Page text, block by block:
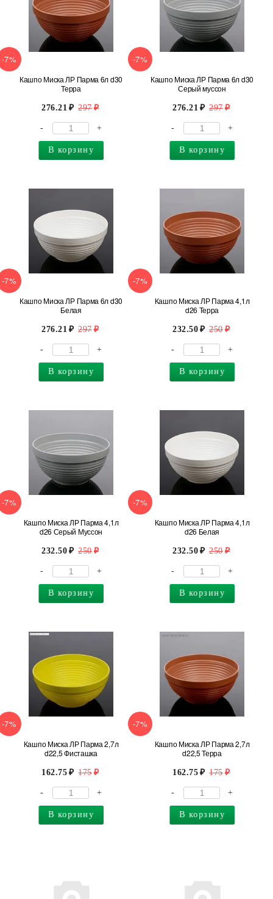
-7%
Кашпо Миска ЛР Парма 6л d30
Терра
276.21 297
- +
В корзину
-7%
Кашпо Миска ЛР Парма 6л d30
Серый муссон
276.21 297
- +
В корзину
-7%
Кашпо Миска ЛР Парма 6л d30
Белая
276.21 297
- +
В корзину
-7%
Кашпо Миска ЛР Парма 4,1л
d26 Терра
232.50 250
- +
В корзину
-7%
Кашпо Миска ЛР Парма 4,1л
d26 Серый Муссон
232.50 250
- +
В корзину
-7%
Кашпо Миска ЛР Парма 4,1л
d26 Белая
232.50 250
- +
В корзину
-7%
Кашпо Миска ЛР Парма 2,7л
d22,5 Фисташка
162.75 175
- +
В корзину
-7%
Кашпо Миска ЛР Парма 2,7л
d22,5 Терра
162.75 175
- +
В корзину